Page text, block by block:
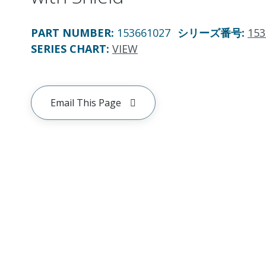
PART NUMBER: 153661027 シリーズ番号:
SERIES CHART: VIEW
Email This Page